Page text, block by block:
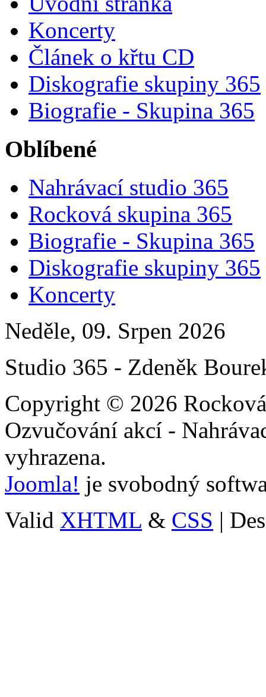
Koncerty
Článek o křtu CD
Diskografie skupiny 365
Biografie - Skupina 365
Oblíbené
Nahrávací studio 365
Rocková skupina 365
Biografie - Skupina 365
Diskografie skupiny 365
Koncerty
Neděle, 09. Srpen 2026
Studio 365 - Zdeněk
Copyright © 2026
Ozvučování akcí -
vyhrazena.
Joomla! je svobodný
Valid XHTML & CSS |